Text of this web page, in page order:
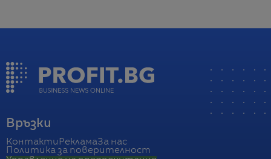
Връзки
Контакти РекламаЗа нас
Политика за поверителност